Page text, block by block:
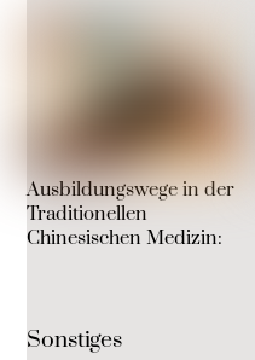
Ausbildungswege in der
Traditionellen
Chinesischen Medizin:
Sonstiges